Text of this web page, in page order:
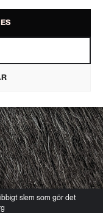
slem som gör det